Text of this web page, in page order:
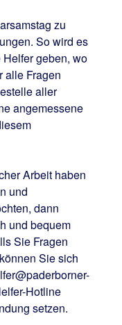
zu
So wird es
geben, wo
alle Fragen
aller
angemessene
Arbeit haben
und
dann
und bequem
Sie Fragen
Sie sich
Hotline
setzen.